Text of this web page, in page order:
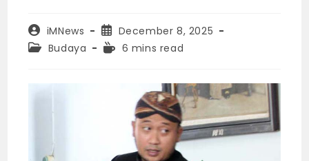
Post
author:
iMNews
Post
published:
December 8, 2025
PostBudaya
Reading6 mins read